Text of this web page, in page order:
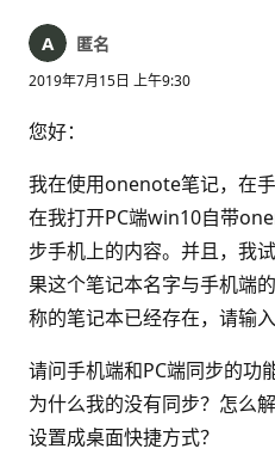
匿名
2019年7月15日 上午9:30
您好：
我在使用onenote笔记，在
在我打开PC端win10自带
步手机上的内容。并且，我
果这个笔记本名字与手机端
称的笔记本已经存在，请输入
请问手机端和PC端同步的功
为什么我的没有同步？怎么
设置成桌面快捷方式？